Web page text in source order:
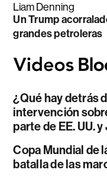
Liam Denning
Un Trump
grandes petroleras
¿Qué hay detrás
intervención
parte de EE. UU.
Copa Mundial de
batalla de las